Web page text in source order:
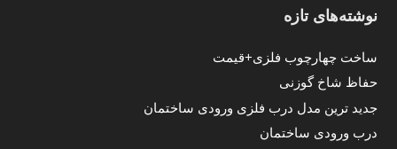
نوشته‌های تازه
ساخت چهارچوب فلزی+قیمت
حفاظ شاخ گوزنی
جدید ترین مدل درب فلزی ورودی ساختمان
درب ورودی ساختمان